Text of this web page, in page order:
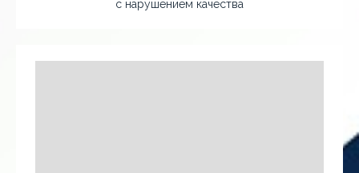
с нарушением качества